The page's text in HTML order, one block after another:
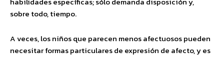
sobre todo, tiempo.
A veces, los niños que parecen menos afectuosos pueden
necesitar formas particulares de expresión de afecto, y es